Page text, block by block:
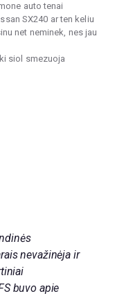
auto tenai
SX240 ar ten keliu
net neminek, nes jau
siol smezuoja
nevažinėja ir
buvo apie